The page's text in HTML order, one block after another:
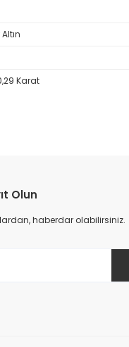
Karat
Olun
haberdar olabilirsiniz.